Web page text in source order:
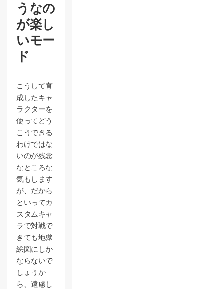
うなの
が楽し
いモー
ド
こうして育
成したキャ
ラクターを
使ってどう
こうできる
わけではな
いのが残念
なところな
気もします
が、だから
といってカ
スタムキャ
ラで対戦で
きても地獄
絵図にしか
ならないで
しょうか
ら、遠慮し